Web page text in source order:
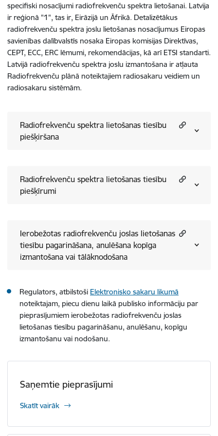
specifiski nosacījumi radiofrekvenču spektra lietošanai. Latvija
ir reģionā "1", tas ir, Eirāzijā un Āfrikā. Detalizētākus
radiofrekvenču spektra joslu lietošanas nosacījumus Eiropas
savienības dalībvalstīs nosaka Eiropas komisijas Direktīvas,
CEPT, ECC, ERC lēmumi, rekomendācijas, kā arī ETSI standarti.
Latvijā radiofrekvenču spektra joslu izmantošana ir atļauta
Radiofrekvenču plānā noteiktajiem radiosakaru veidiem un
radiosakaru sistēmām.
Radiofrekvenču spektra lietošanas tiesību
piešķiršana
Radiofrekvenču spektra lietošanas tiesību
piešķīrumi
Ierobežotas radiofrekvenču joslas lietošanas
tiesību pagarināšana, anulēšana kopīga
izmantošana vai tālāknodošana
Regulators, atbilstoši Elektronisko sakaru likumā
noteiktajam, piecu dienu laikā publisko informāciju par
pieprasījumiem ierobežotas radiofrekvenču joslas
lietošanas tiesību pagarināšanu, anulēšanu, kopīgu
izmantošanu vai nodošanu.
Saņemtie pieprasījumi
Skatīt vairāk